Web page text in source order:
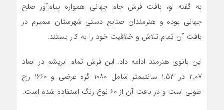
به گفته او، بافت فرش جام جهانی همواره پیام‌آور صلح
جهانی بوده و هنرمندان صنایع دستی شهرستان سمیرم در
بافت آن تمام تلاش و خلاقیت خود را به کار بستند.
این بانوی هنرمند ادامه داد: این فرش تمام ابریشم در ابعاد
۲.۰۷ در ۱.۵۳ سانتیمتر شامل ۱۰۸۰ گره عرضی و ۱۶۶۰ رج
طولی است و در بافت آن از ۶۰ نوع رنگ استفاده شده است.